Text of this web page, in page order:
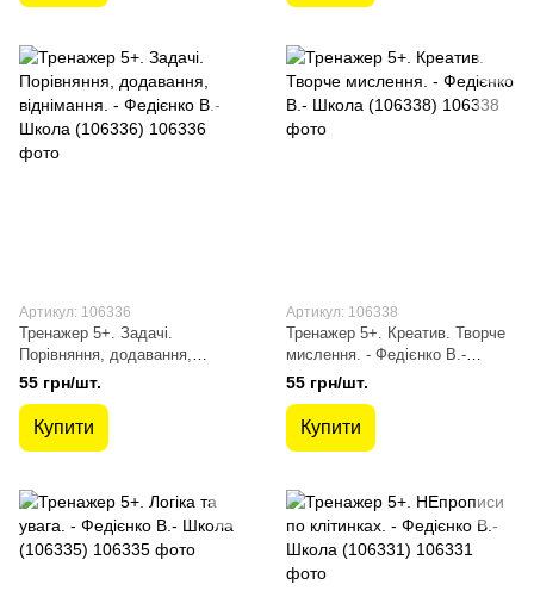
Артикул: 106336
Тренажер 5+. Задачі.
Порівняння, додавання,
віднімання. - Федієнко В.-
Школа (106336)
55 грн/шт.
Купити
Артикул: 106338
Тренажер 5+. Креатив. Творче
мислення. - Федієнко В.-
Школа (106338)
55 грн/шт.
Купити